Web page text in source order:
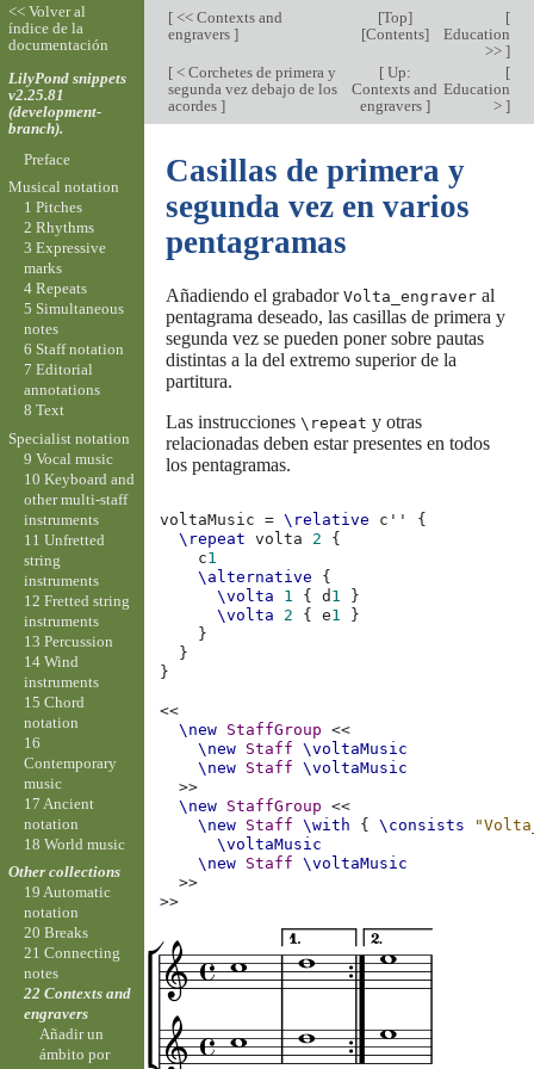
[<< Contexts and
engravers ]
[Top]
[Contents]
[
Education
>> ]
[< Corchetes de primera y
segunda vez debajo de los
acordes ]
[Up:
Contexts and
engravers ]
[
Education
> ]
Casillas de primera y
segunda vez en varios
pentagramas
Añadiendo el grabador Volta_engraveral
pentagrama deseado, las casillas de primera y
segunda vez se pueden poner sobre pautas
distintas a la del extremo superior de la
partitura.
Las instrucciones \repeat y otras
relacionadas deben estar presentes en todos
los pentagramas.
voltaMusic = \relative c''
{
\repeat
volta 2
{
c1
\alternative
{
\volta
1 { d 1
}
\volta
2 { e1
}
}
}
}
<<
\new StaffGroup
<<
\new Staff
\voltaMusic
\new Staff
\voltaMusic
>>
\new StaffGroup
<<
\new Staff \with { \consists
\voltaMusic
\new Staff
\voltaMusic
>>
>>
<< Volver al
índice de la
documentación
LilyPond snippets
v2.25.81
(development-
branch).
Preface
Musical notation
1 Pitches
2 Rhythms
3 Expressive
marks
4 Repeats
5 Simultaneous
notes
6 Staff notation
7 Editorial
annotations
8 Text
Specialist notation
9 Vocal music
10 Keyboard and
other multi-staff
instruments
11 Unfretted
string
instruments
12 Fretted string
instruments
13 Percussion
14 Wind
instruments
15 Chord
notation
16
Contemporary
music
17 Ancient
notation
18 World music
Other collections
19 Automatic
notation
20 Breaks
21 Connecting
notes
22 Contexts and
engravers
Añadir un
ámbito por